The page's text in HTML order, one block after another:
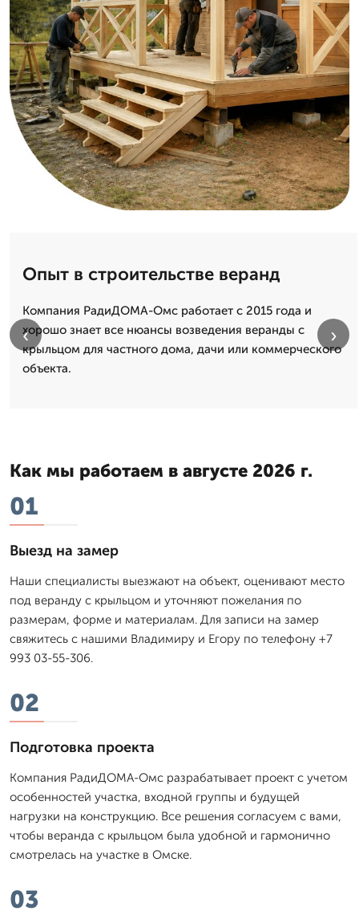
Опыт в строительстве веранд
Компания РадиДОМА-Омс работает с 2015 года и
хорошо знает все нюансы возведения веранды с
крыльцом для частного дома, дачи или коммерческого
объекта.
‹ ›
Как мы работаем в августе 2026 г.
01
Выезд на замер
Наши специалисты выезжают на объект, оценивают место
под веранду с крыльцом и уточняют пожелания по
размерам, форме и материалам. Для записи на замер
свяжитесь с нашими Владимиру и Егору по телефону +7
993 03-55-306.
02
Подготовка проекта
Компания РадиДОМА-Омс разрабатывает проект с учетом
особенностей участка, входной группы и будущей
нагрузки на конструкцию. Все решения согласуем с вами,
чтобы веранда с крыльцом была удобной и гармонично
смотрелась на участке в Омске.
03